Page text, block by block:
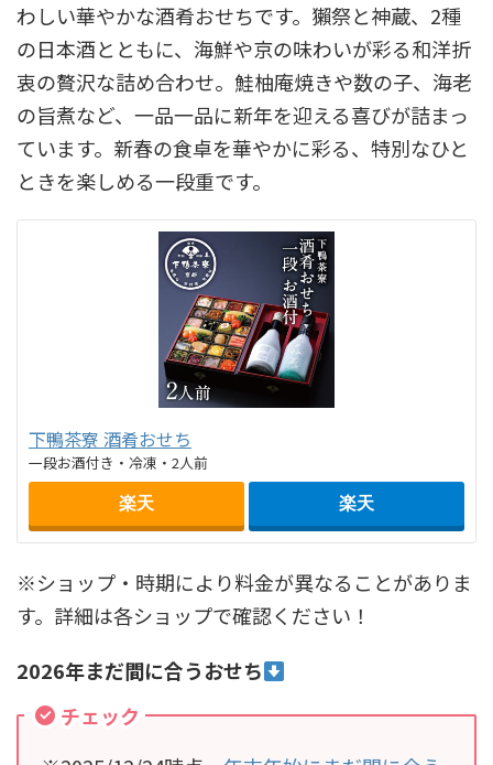
わしい華やかな酒肴おせちです。獺祭と神蔵、2種
の日本酒とともに、海鮮や京の味わいが彩る和洋折
衷の贅沢な詰め合わせ。鮭柚庵焼きや数の子、海老
の旨煮など、一品一品に新年を迎える喜びが詰まっ
ています。新春の食卓を華やかに彩る、特別なひと
ときを楽しめる一段重です。
下鴨茶寮 酒肴おせち
一段お酒付き・冷凍・2人前
楽天 楽天
※ショップ・時期により料金が異なることがありま
す。詳細は各ショップで確認ください！
2026年まだ間に合うおせち
チェック